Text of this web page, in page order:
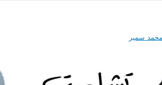
محمد سمير